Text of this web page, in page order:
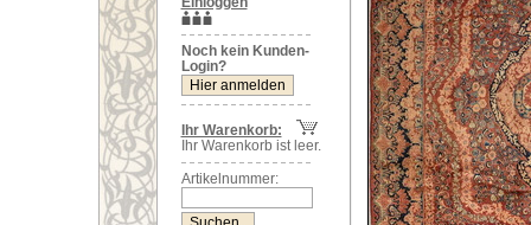
Noch kein Kunden-
Login?
Ihr Warenkorb:
Ihr Warenkorb ist leer.
Artikelnummer: